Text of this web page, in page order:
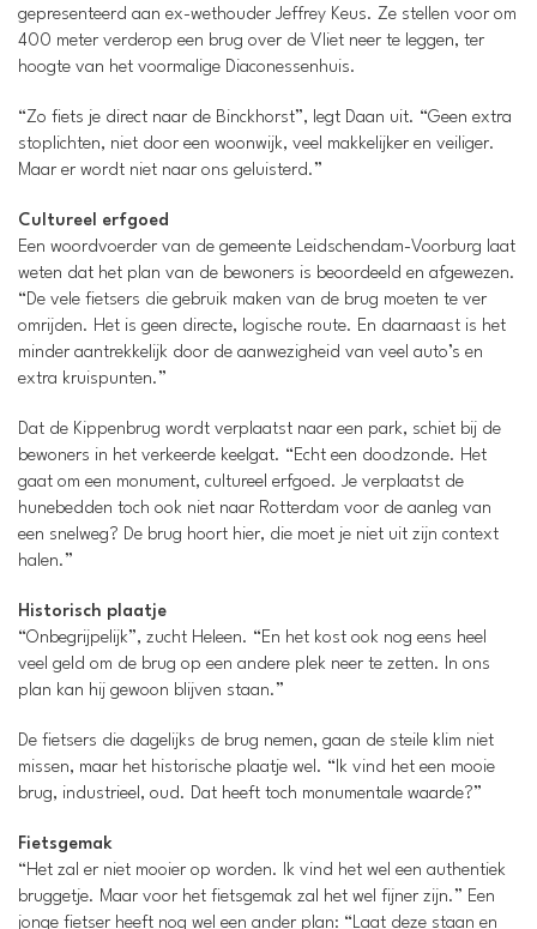
gepresenteerd aan ex-wethouder Jeffrey Keus. Ze stellen voor om
400 meter verderop een brug over de Vliet neer te leggen, ter
hoogte van het voormalige Diaconessenhuis.
“Zo fiets je direct naar de Binckhorst”, legt Daan uit. “Geen extra
stoplichten, niet door een woonwijk, veel makkelijker en veiliger.
Maar er wordt niet naar ons geluisterd.”
Cultureel erfgoed
Een woordvoerder van de gemeente Leidschendam-Voorburg laat
weten dat het plan van de bewoners is beoordeeld en afgewezen.
“De vele fietsers die gebruik maken van de brug moeten te ver
omrijden. Het is geen directe, logische route. En daarnaast is het
minder aantrekkelijk door de aanwezigheid van veel auto’s en
extra kruispunten.”
Dat de Kippenbrug wordt verplaatst naar een park, schiet bij de
bewoners in het verkeerde keelgat. “Echt een doodzonde. Het
gaat om een monument, cultureel erfgoed. Je verplaatst de
hunebedden toch ook niet naar Rotterdam voor de aanleg van
een snelweg? De brug hoort hier, die moet je niet uit zijn context
halen.”
Historisch plaatje
“Onbegrijpelijk”, zucht Heleen. “En het kost ook nog eens heel
veel geld om de brug op een andere plek neer te zetten. In ons
plan kan hij gewoon blijven staan.”
De fietsers die dagelijks de brug nemen, gaan de steile klim niet
missen, maar het historische plaatje wel. “Ik vind het een mooie
brug, industrieel, oud. Dat heeft toch monumentale waarde?”
Fietsgemak
“Het zal er niet mooier op worden. Ik vind het wel een authentiek
bruggetje. Maar voor het fietsgemak zal het wel fijner zijn.” Een
jonge fietser heeft nog wel een ander plan: “Laat deze staan en